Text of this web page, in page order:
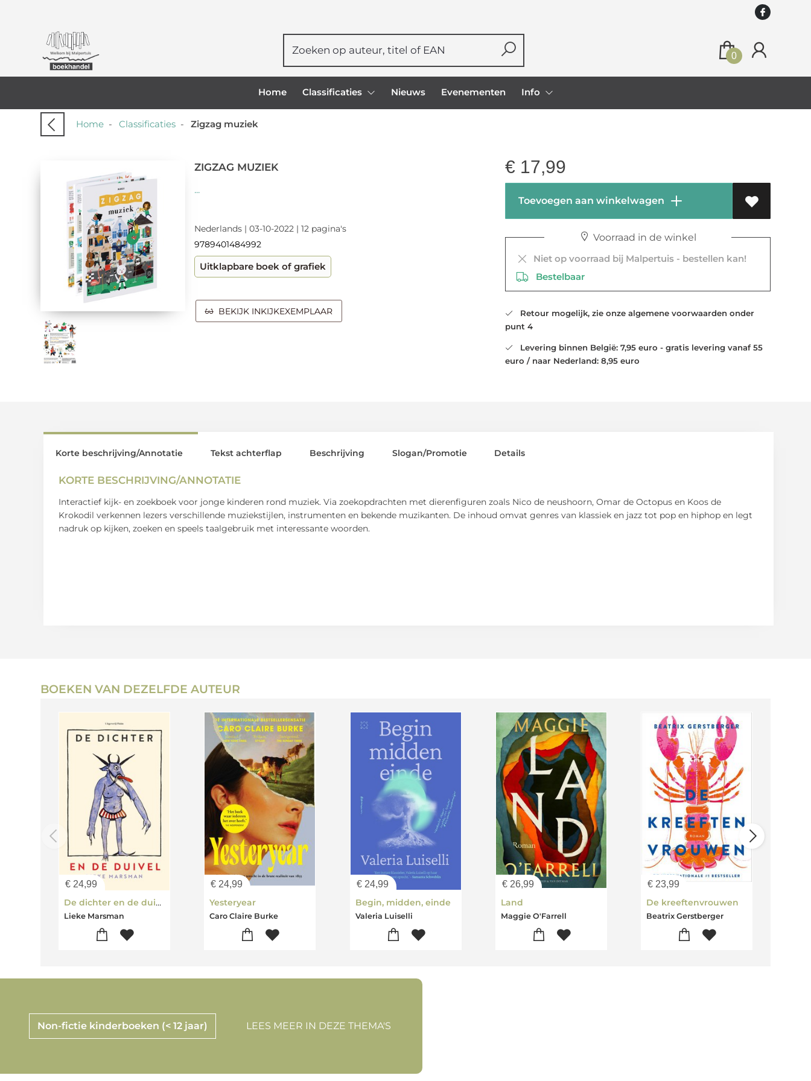
0
Home Classificaties Nieuws Evenementen Info
Home - Classificaties - Zigzag muziek
ZIGZAG MUZIEK
...
Nederlands | 03-10-2022 | 12 pagina's
9789401484992
Uitklapbare boek of grafiek
BEKIJK INKIJKEXEMPLAAR
€ 17,99
Toevoegen aan winkelwagen
Voorraad in de winkel
Niet op voorraad bij Malpertuis - bestellen kan!
Bestelbaar
Retour mogelijk, zie onze algemene voorwaarden onder
punt 4
Levering binnen België: 7,95 euro - gratis levering vanaf 55
euro / naar Nederland: 8,95 euro
Korte beschrijving/Annotatie
KORTE BESCHRIJVING/ANNOTATIE
Interactief kijk- en zoekboek voor jonge kinderen rond muziek. Via zoekopdrachten met dierenfiguren zoals Nico de neushoorn, Omar de Octopus en Koos de
Krokodil verkennen lezers verschillende muziekstijlen, instrumenten en bekende muzikanten. De inhoud omvat genres van klassiek en jazz tot pop en hiphop en legt
nadruk op kijken, zoeken en speels taalgebruik met interessante woorden.
Tekst achterflap Beschrijving Slogan/Promotie Details
BOEKEN VAN DEZELFDE AUTEUR
€ 24,99
De dichter en de duivel
Lieke Marsman
€ 24,99
Yesteryear
Caro Claire Burke
€24,99
Begin, midden, einde
Valeria Luiselli
€26,99
Land
Maggie O'Farrell
€ 23,99
De kreeftenvrouwen
Beatrix Gerstberger
Non-fictie kinderboeken (< 12 jaar) LEES MEER IN DEZE THEMA'S